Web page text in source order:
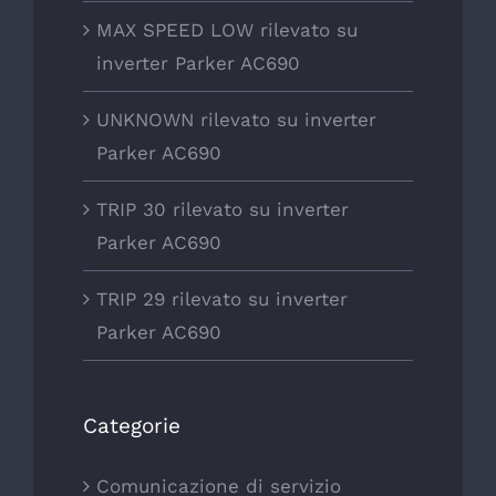
MAX SPEED LOW rilevato su
inverter Parker AC690
UNKNOWN rilevato su inverter
Parker AC690
TRIP 30 rilevato su inverter
Parker AC690
TRIP 29 rilevato su inverter
Parker AC690
Categorie
Comunicazione di servizio